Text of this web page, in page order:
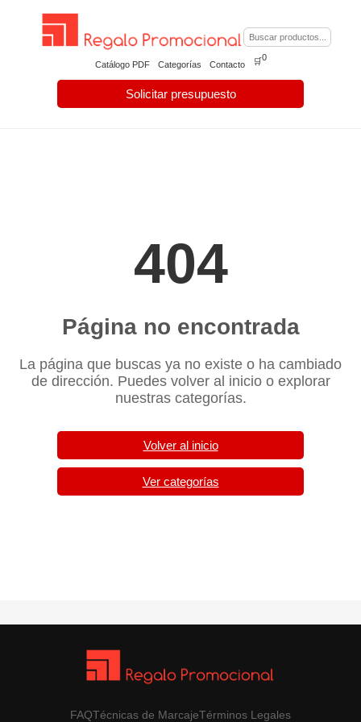
Catálogo PDF Categorías Contacto
Solicitar presupuesto
🛒0
404
Página no encontrada
La página que buscas ya no existe o ha cambiado
de dirección. Puedes volver al inicio o explorar
nuestras categorías.
Volver al inicio
Ver categorías
FAQTécnicas de MarcajeTérminos Legales